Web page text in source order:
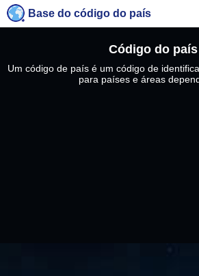
Base do código do país
Código do país
Um código de país é um código de
para países e áreas